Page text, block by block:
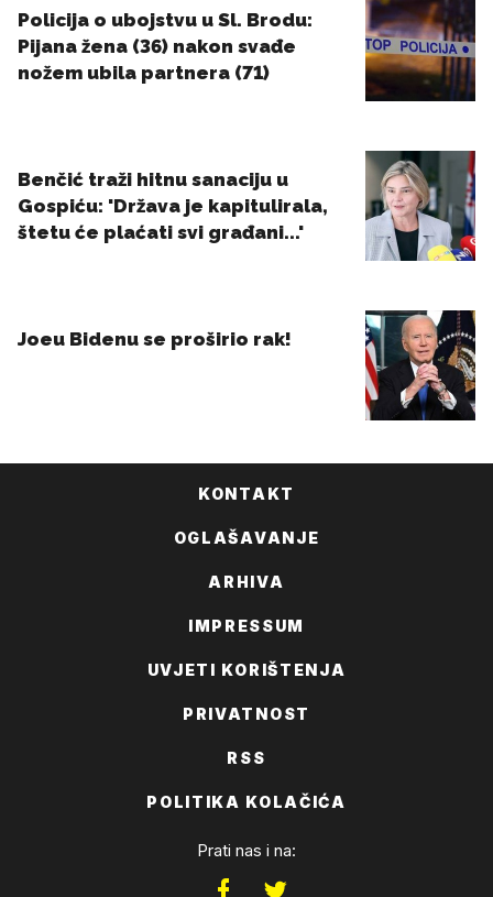
KONTAKT
OGLAŠAVANJE
ARHIVA
IMPRESSUM
UVJETI KORIŠTENJA
PRIVATNOST
RSS
POLITIKA KOLAČIĆA
Prati nas i na: